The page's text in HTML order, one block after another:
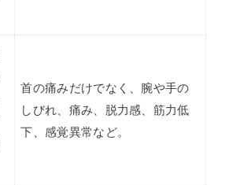
首の痛みだけでなく、腕や手の
しびれ、痛み、脱力感、筋力低
下、感覚異常など。